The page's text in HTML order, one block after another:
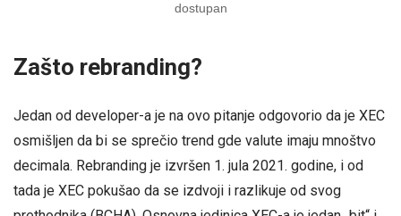
dostupan
Zašto rebranding?
Jedan od developer-a je na ovo pitanje odgovorio da je XEC
osmišljen da bi se sprečio trend gde valute imaju mnoštvo
decimala. Rebranding je izvršen 1. jula 2021. godine, i od
tada je XEC pokušao da se izdvoji i razlikuje od svog